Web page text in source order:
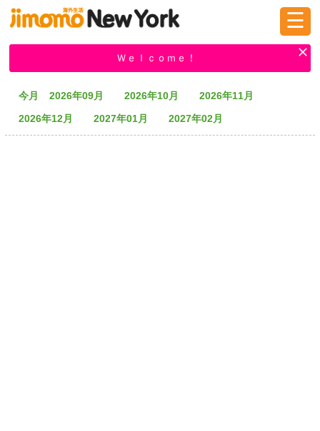
掲示板 タウン情報 教えて！
☰
Ｗｅｌｃｏｍｅ！
今月 2026年09月 2026年10月
2026年11月
2026年12月
2027年01月 2027年02月